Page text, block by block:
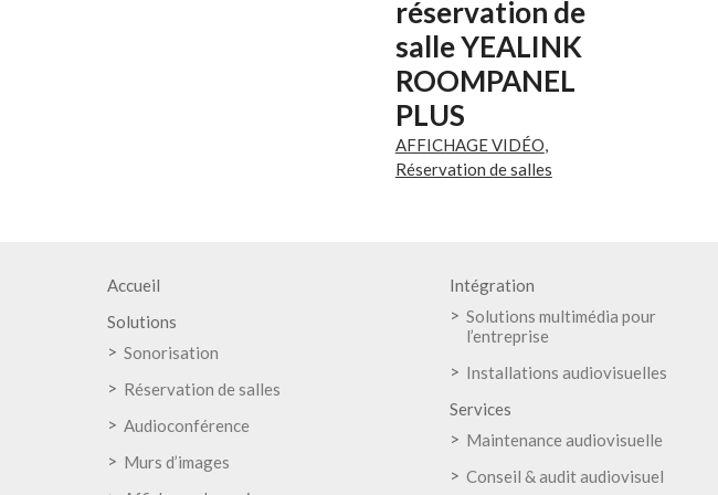
réservation de
salle YEALINK
ROOMPANEL
PLUS
AFFICHAGE VIDÉO,
Réservation de salles
visuels de disponibilité Les
+ du produit : Capteur de
lumière ambiante et de
proximité : Ajuste
automatiquement la
réveille l'écran
automatiquement. Barres
LED RGB haute visibilité
DEMANDE DE
DEVIS
Accueil
Solutions
Sonorisation
Réservation de salles
Audioconférence
Murs d’images
Intégration
Solutions multimédia pour
l’entreprise
Installations audiovisuelles
Services
Maintenance audiovisuelle
Conseil & audit audiovisuel